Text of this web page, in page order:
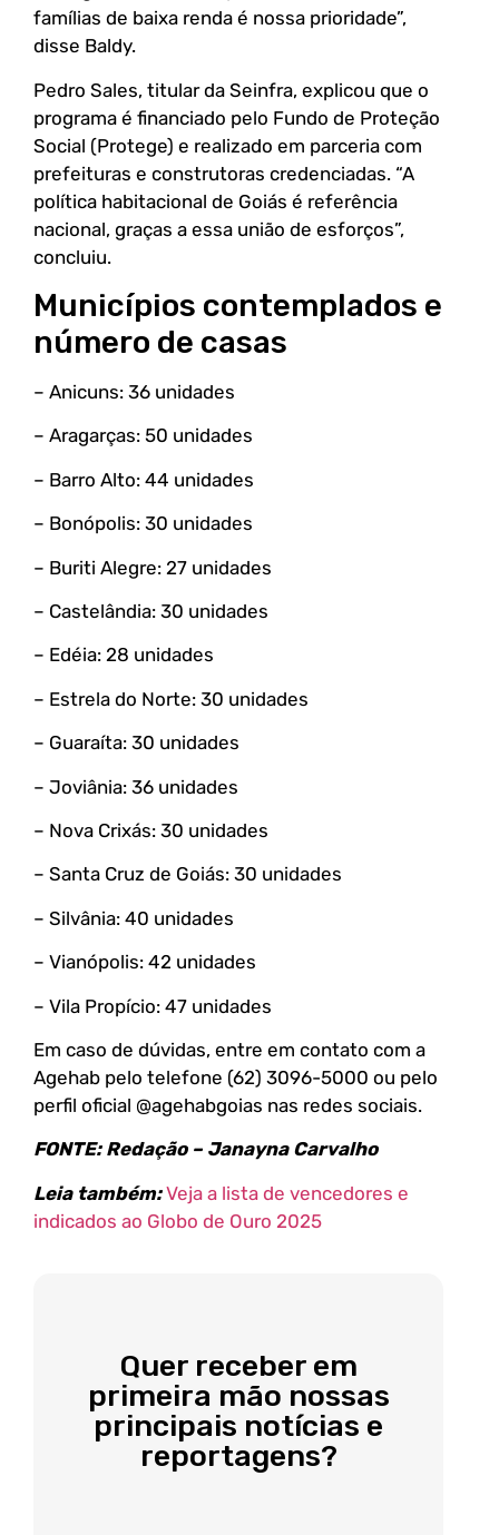
famílias de baixa renda é nossa prioridade”,
disse Baldy.
Pedro Sales, titular da Seinfra, explicou que o
programa é financiado pelo Fundo de Proteção
Social (Protege) e realizado em parceria com
prefeituras e construtoras credenciadas. “A
política habitacional de Goiás é referência
nacional, graças a essa união de esforços”,
concluiu.
Municípios contemplados e
número de casas
– Anicuns: 36 unidades
– Aragarças: 50 unidades
– Barro Alto: 44 unidades
– Bonópolis: 30 unidades
– Buriti Alegre: 27 unidades
– Castelândia: 30 unidades
– Edéia: 28 unidades
– Estrela do Norte: 30 unidades
– Guaraíta: 30 unidades
– Joviânia: 36 unidades
– Nova Crixás: 30 unidades
– Santa Cruz de Goiás: 30 unidades
– Silvânia: 40 unidades
– Vianópolis: 42 unidades
– Vila Propício: 47 unidades
Em caso de dúvidas, entre em contato com a
Agehab pelo telefone (62) 3096-5000 ou pelo
perfil oficial @agehabgoias nas redes sociais.
FONTE: Redação – Janayna Carvalho
Leia também: Veja a lista de vencedores e
indicados ao Globo de Ouro 2025
Quer receber em
primeira mão nossas
principais notícias e
reportagens?